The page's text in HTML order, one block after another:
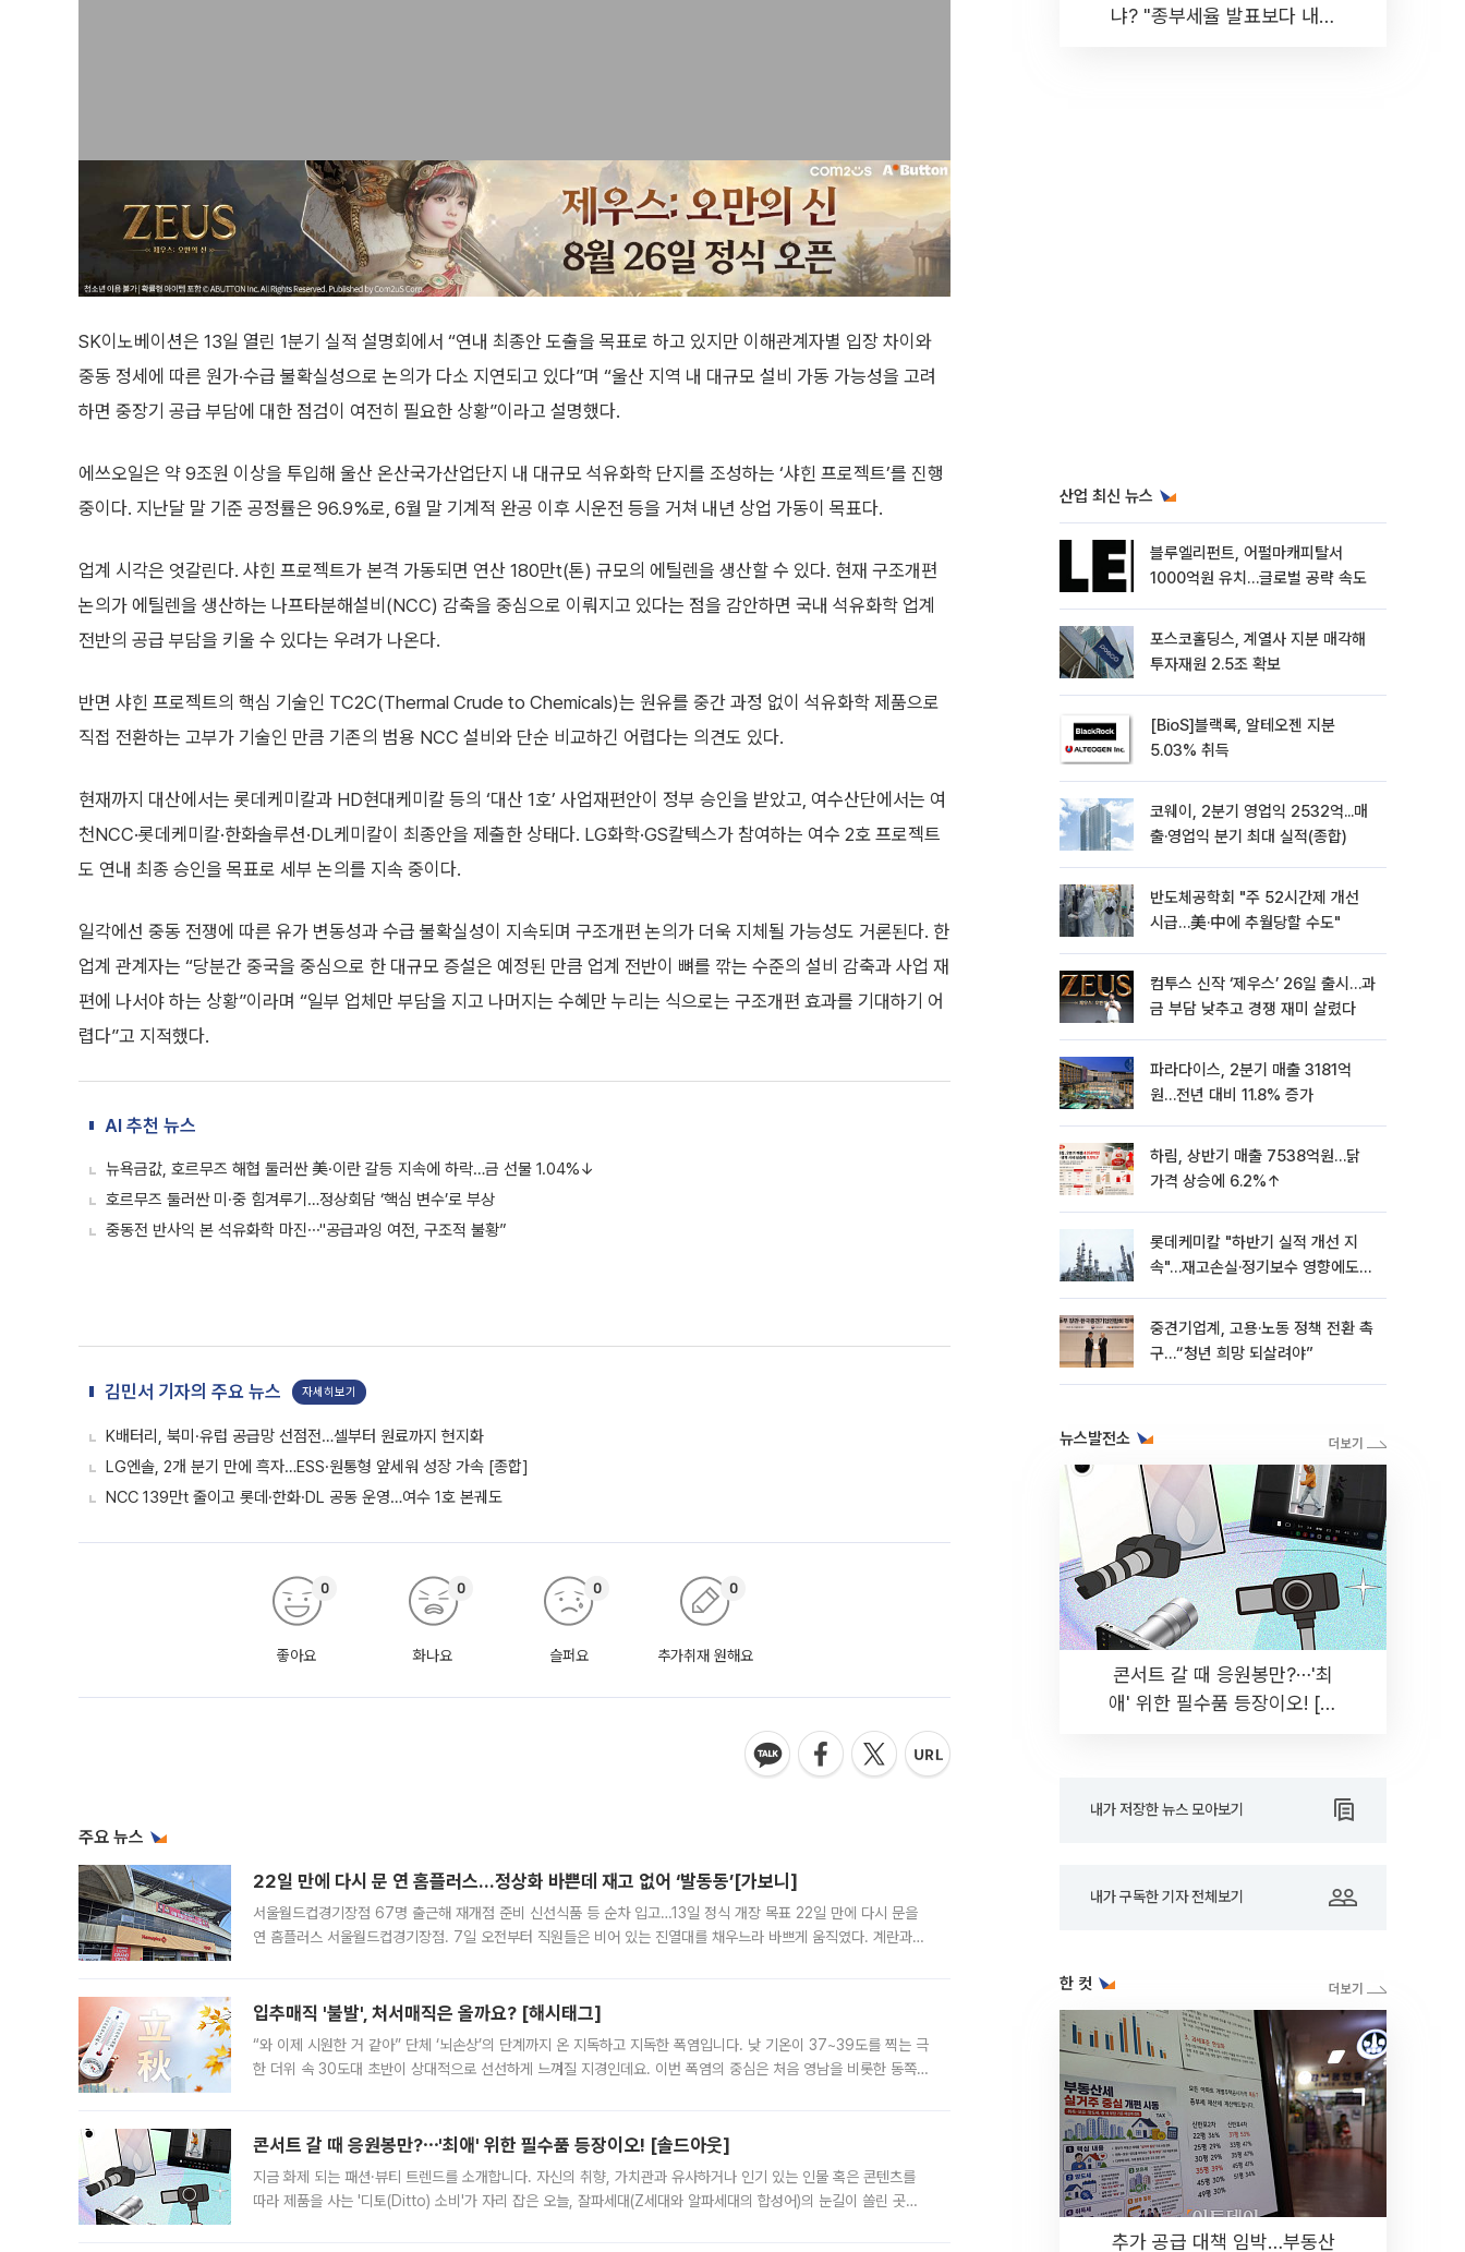
SK이노베이션은 13일 열린 1분기 실적 설명회에서 “연내 최종안 도출을 목표로 하고 있지만 이해관계자별 입장 차이와
중동 정세에 따른 원가·수급 불확실성으로 논의가 다소 지연되고 있다”며 “울산 지역 내 대규모 설비 가동 가능성을 고려
하면 중장기 공급 부담에 대한 점검이 여전히 필요한 상황”이라고 설명했다.
에쓰오일은 약 9조원 이상을 투입해 울산 온산국가산업단지 내 대규모 석유화학 단지를 조성하는 ‘샤힌 프로젝트’를 진행
중이다. 지난달 말 기준 공정률은 96.9%로, 6월 말 기계적 완공 이후 시운전 등을 거쳐 내년 상업 가동이 목표다.
업계 시각은 엇갈린다. 샤힌 프로젝트가 본격 가동되면 연산 180만t(톤) 규모의 에틸렌을 생산할 수 있다. 현재 구조개편
논의가 에틸렌을 생산하는 나프타분해설비(NCC) 감축을 중심으로 이뤄지고 있다는 점을 감안하면 국내 석유화학 업계
전반의 공급 부담을 키울 수 있다는 우려가 나온다.
반면 샤힌 프로젝트의 핵심 기술인 TC2C(Thermal Crude to Chemicals)는 원유를 중간 과정 없이 석유화학 제품으로
직접 전환하는 고부가 기술인 만큼 기존의 범용 NCC 설비와 단순 비교하긴 어렵다는 의견도 있다.
현재까지 대산에서는 롯데케미칼과 HD현대케미칼 등의 ‘대산 1호’ 사업재편안이 정부 승인을 받았고, 여수산단에서는 여
천NCC·롯데케미칼·한화솔루션·DL케미칼이 최종안을 제출한 상태다. LG화학·GS칼텍스가 참여하는 여수 2호 프로젝트
도 연내 최종 승인을 목표로 세부 논의를 지속 중이다.
일각에선 중동 전쟁에 따른 유가 변동성과 수급 불확실성이 지속되며 구조개편 논의가 더욱 지체될 가능성도 거론된다. 한
업계 관계자는 “당분간 중국을 중심으로 한 대규모 증설은 예정된 만큼 업계 전반이 뼈를 깎는 수준의 설비 감축과 사업 재
편에 나서야 하는 상황”이라며 “일부 업체만 부담을 지고 나머지는 수혜만 누리는 식으로는 구조개편 효과를 기대하기 어
렵다”고 지적했다.
AI 추천 뉴스
뉴욕금값, 호르무즈 해협 둘러싼 美·이란 갈등 지속에 하락…금 선물 1.04%↓
호르무즈 둘러싼 미·중 힘겨루기…정상회담 ‘핵심 변수’로 부상
중동전 반사익 본 석유화학 마진⋯"공급과잉 여전, 구조적 불황”
김민서 기자의 주요 뉴스 자세히보기
K배터리, 북미·유럽 공급망 선점전…셀부터 원료까지 현지화
LG엔솔, 2개 분기 만에 흑자…ESS·원통형 앞세워 성장 가속 [종합]
NCC 139만t 줄이고 롯데·한화·DL 공동 운영…여수 1호 본궤도
좋아요
0
화나요
0
슬퍼요
0
추가취재 원해요
0
주요 뉴스
22일 만에 다시 문 연 홈플러스…정상화 바쁜데 재고 없어 ‘발동동’[가보니]
서울월드컵경기장점 67명 출근해 재개점 준비 신선식품 등 순차 입고…13일 정식 개장 목표 22일 만에 다시 문을
연 홈플러스 서울월드컵경기장점. 7일 오전부터 직원들은 비어 있는 진열대를 채우느라 바쁘게 움직였다. 계란과
입추매직 '불발', 처서매직은 올까요? [해시태그]
“와 이제 시원한 거 같아” 단체 ‘뇌손상’의 단계까지 온 지독하고 지독한 폭염입니다. 낮 기온이 37~39도를 찍는 극
한 더위 속 30도대 초반이 상대적으로 선선하게 느껴질 지경인데요. 이번 폭염의 중심은 처음 영남을 비롯한 동쪽
콘서트 갈 때 응원봉만?⋯'최애' 위한 필수품 등장이오! [솔드아웃]
지금 화제 되는 패션·뷰티 트렌드를 소개합니다. 자신의 취향, 가치관과 유사하거나 인기 있는 인물 혹은 콘텐츠를
따라 제품을 사는 '디토(Ditto) 소비'가 자리 잡은 오늘, 잘파세대(Z세대와 알파세대의 합성어)의 눈길이 쏠린 곳은
냐? "종부세율 발표보다 내릴
산업 최신 뉴스
블루엘리펀트, 어펄마캐피탈서
1000억원 유치…글로벌 공략 속도
포스코홀딩스, 계열사 지분 매각해
투자재원 2.5조 확보
[BioS]블랙록, 알테오젠 지분
5.03% 취득
코웨이, 2분기 영업익 2532억...매
출·영업익 분기 최대 실적(종합)
반도체공학회 "주 52시간제 개선
시급…美·中에 추월당할 수도"
컴투스 신작 ‘제우스’ 26일 출시…과
금 부담 낮추고 경쟁 재미 살렸다
파라다이스, 2분기 매출 3181억
원…전년 대비 11.8% 증가
하림, 상반기 매출 7538억원…닭
가격 상승에 6.2%↑
롯데케미칼 "하반기 실적 개선 지
속"…재고손실·정기보수 영향에도
중견기업계, 고용·노동 정책 전환 촉
구…“청년 희망 되살려야”
뉴스발전소
콘서트 갈 때 응원봉만?⋯'최
애' 위한 필수품 등장이오! [솔
내가 저장한 뉴스 모아보기
내가 구독한 기자 전체보기
한 컷
추가 공급 대책 임박…부동산